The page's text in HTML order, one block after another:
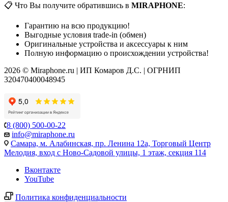
📋 Что Вы получите обратившись в MIRAPHONE:
Гарантию на всю продукцию!
Выгодные условия trade-in (обмен)
Оригинальные устройства и аксессуары к ним
Полную информацию о происхождении устройства!
2026 © Miraphone.ru | ИП Комаров Д.С. | ОГРНИП
320470400048945
8 (800) 500-00-22
info@miraphone.ru
Самара, м. Алабинская, пр. Ленина 12а, Торговый Центр
Мелодия, вход с Ново-Садовой улицы, 1 этаж, секция 114
Вконтакте
YouTube
Политика конфиденциальности